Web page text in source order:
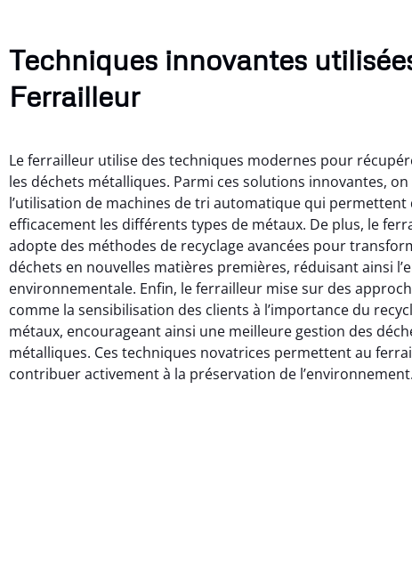
Techniques innovantes
Ferrailleur
Le ferrailleur utilise des techniques modernes pour
les déchets métalliques. Parmi ces solutions innovantes,
l’utilisation de machines de tri automatique qui permettent
efficacement les différents types de métaux. De plus, le
adopte des méthodes de recyclage avancées pour
déchets en nouvelles matières premières, réduisant ainsi
environnementale. Enfin, le ferrailleur mise sur des
comme la sensibilisation des clients à l’importance du
métaux, encourageant ainsi une meilleure gestion des
métalliques. Ces techniques novatrices permettent au
contribuer activement à la préservation de l’environnement.